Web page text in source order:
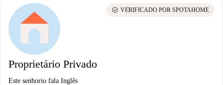
Proprietário Privado
Este senhorio fala Inglês
check_circle VERIFICADO POR SPOTAHOME